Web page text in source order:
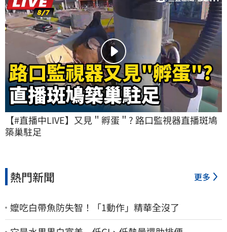
【#直播中LIVE】又見＂孵蛋＂? 路口監視器直播斑鳩
築巢駐足
熱門新聞 更多
嬤吃白帶魚防失智！「1動作」精華全沒了